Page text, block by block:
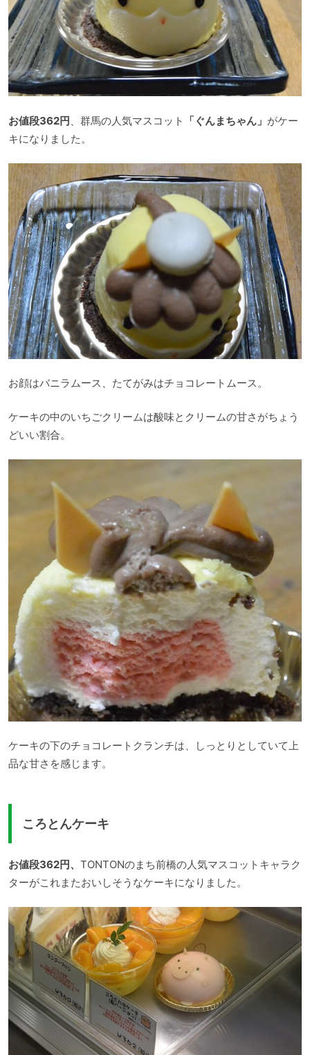
お値段362円 、群馬の人気マスコット 「ぐんまちゃん」 がケー
キになりました。
お顔はバニラムース、たてがみはチョコレートムース。
ケーキの中のいちごクリームは酸味とクリームの甘さがちょう
どいい割合。
ケーキの下のチョコレートクランチは、しっとりとしていて上
品な甘さを感じます。
ころとんケーキ
お値段362円、 TONTONのまち前橋の人気マスコットキャラク
ターがこれまたおいしそうなケーキになりました。